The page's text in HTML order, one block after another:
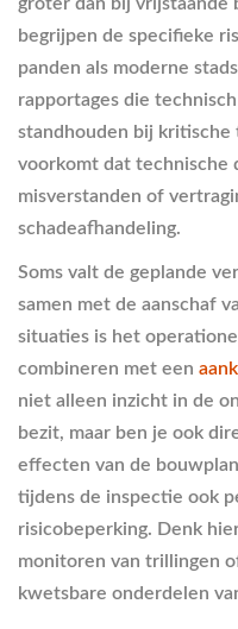
groter dan bij vrijstaande
begrijpen de specifieke
panden als moderne
rapportages die
standhouden bij kritische
voorkomt dat technische
misverstanden of
schadeafhandeling.
Soms valt de geplande
samen met de aanschaf
situaties is het
combineren met een
niet alleen inzicht in de
bezit, maar ben je ook
effecten van de
tijdens de inspectie ook
risicobeperking. Denk
monitoren van trillingen
kwetsbare onderdelen